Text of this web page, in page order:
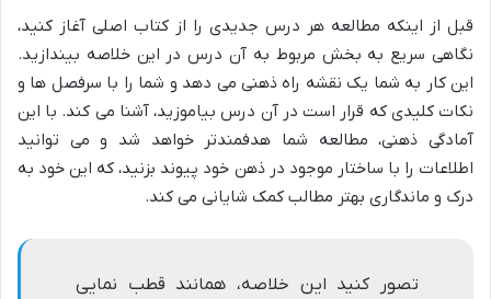
قبل از اینکه مطالعه هر درس جدیدی را از کتاب اصلی آغاز کنید،
نگاهی سریع به بخش مربوط به آن درس در این خلاصه بیندازید.
این کار به شما یک نقشه راه ذهنی می دهد و شما را با سرفصل ها و
نکات کلیدی که قرار است در آن درس بیاموزید، آشنا می کند. با این
آمادگی ذهنی، مطالعه شما هدفمندتر خواهد شد و می توانید
اطلاعات را با ساختار موجود در ذهن خود پیوند بزنید، که این خود به
درک و ماندگاری بهتر مطالب کمک شایانی می کند.
تصور کنید این خلاصه، همانند قطب نمایی